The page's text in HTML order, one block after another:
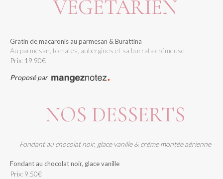
VÉGÉTARIEN
Gratin de macaronis au parmesan & Burattina
au parmesan, tomates, aubergines et sa burrata crémeuse
Prix: 19.90€
Proposé par
NOS DESSERTS
Fondant au chocolat noir, glace vanille & crème montée aérienne
Fondant au chocolat noir, glace vanille
Prix: 9.50€